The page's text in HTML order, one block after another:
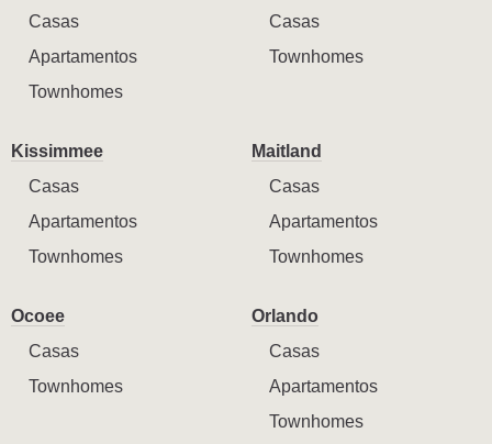
Casas
Apartamentos
Townhomes
Casas
Townhomes
Kissimmee
Casas
Apartamentos
Townhomes
Maitland
Casas
Apartamentos
Townhomes
Ocoee
Casas
Townhomes
Orlando
Casas
Apartamentos
Townhomes